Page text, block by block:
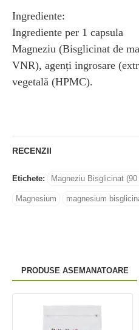
Ingrediente:
Ingrediente per 1 capsula
Magneziu (Bisglicinat de
VNR), agenți ingrosare
vegetală (HPMC).
RECENZII
Etichete: Magneziu Bisglicinat
Magnesium magnesium
PRODUSE ASEMANATOARE